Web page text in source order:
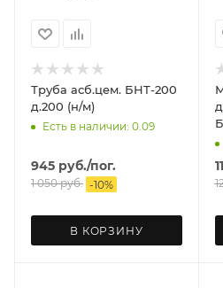
Труба асб.цем. БНТ-200
д.200 (н/м)
Есть в наличии: 0.09
945 руб./пог.
1 050руб. -10%
В КОРЗИНУ